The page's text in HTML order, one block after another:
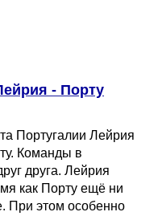
- Порту
Португалии Лейрия
Команды в
друга. Лейрия
как Порту ещё ни
При этом особенно